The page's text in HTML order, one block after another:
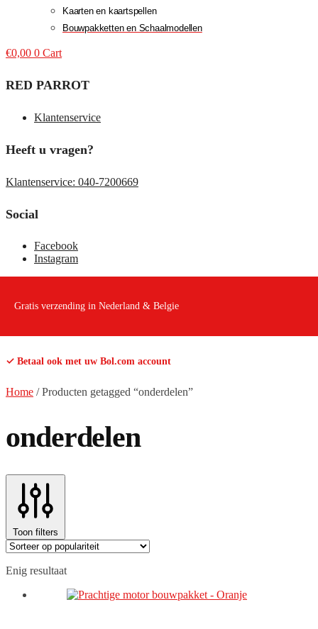
Kaarten en kaartspellen
Bouwpakketten en Schaalmodellen
€0,00 0 Cart
RED PARROT
Klantenservice
Heeft u vragen?
Klantenservice: 040-7200669
Social
Facebook
Instagram
Gratis verzending in Nederland & Belgie
✓ Betaal ook met uw Bol.com account
Home /Producten getagged “onderdelen”
onderdelen
Toon filters
Enig resultaat